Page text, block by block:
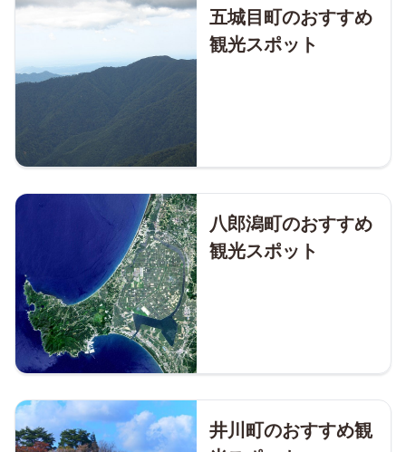
五城目町のおすすめ
観光スポット
八郎潟町のおすすめ
観光スポット
井川町のおすすめ観